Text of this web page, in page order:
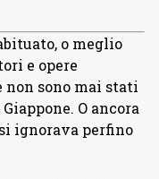
o meglio
e opere
non sono mai stati
O ancora
ignorava perfino